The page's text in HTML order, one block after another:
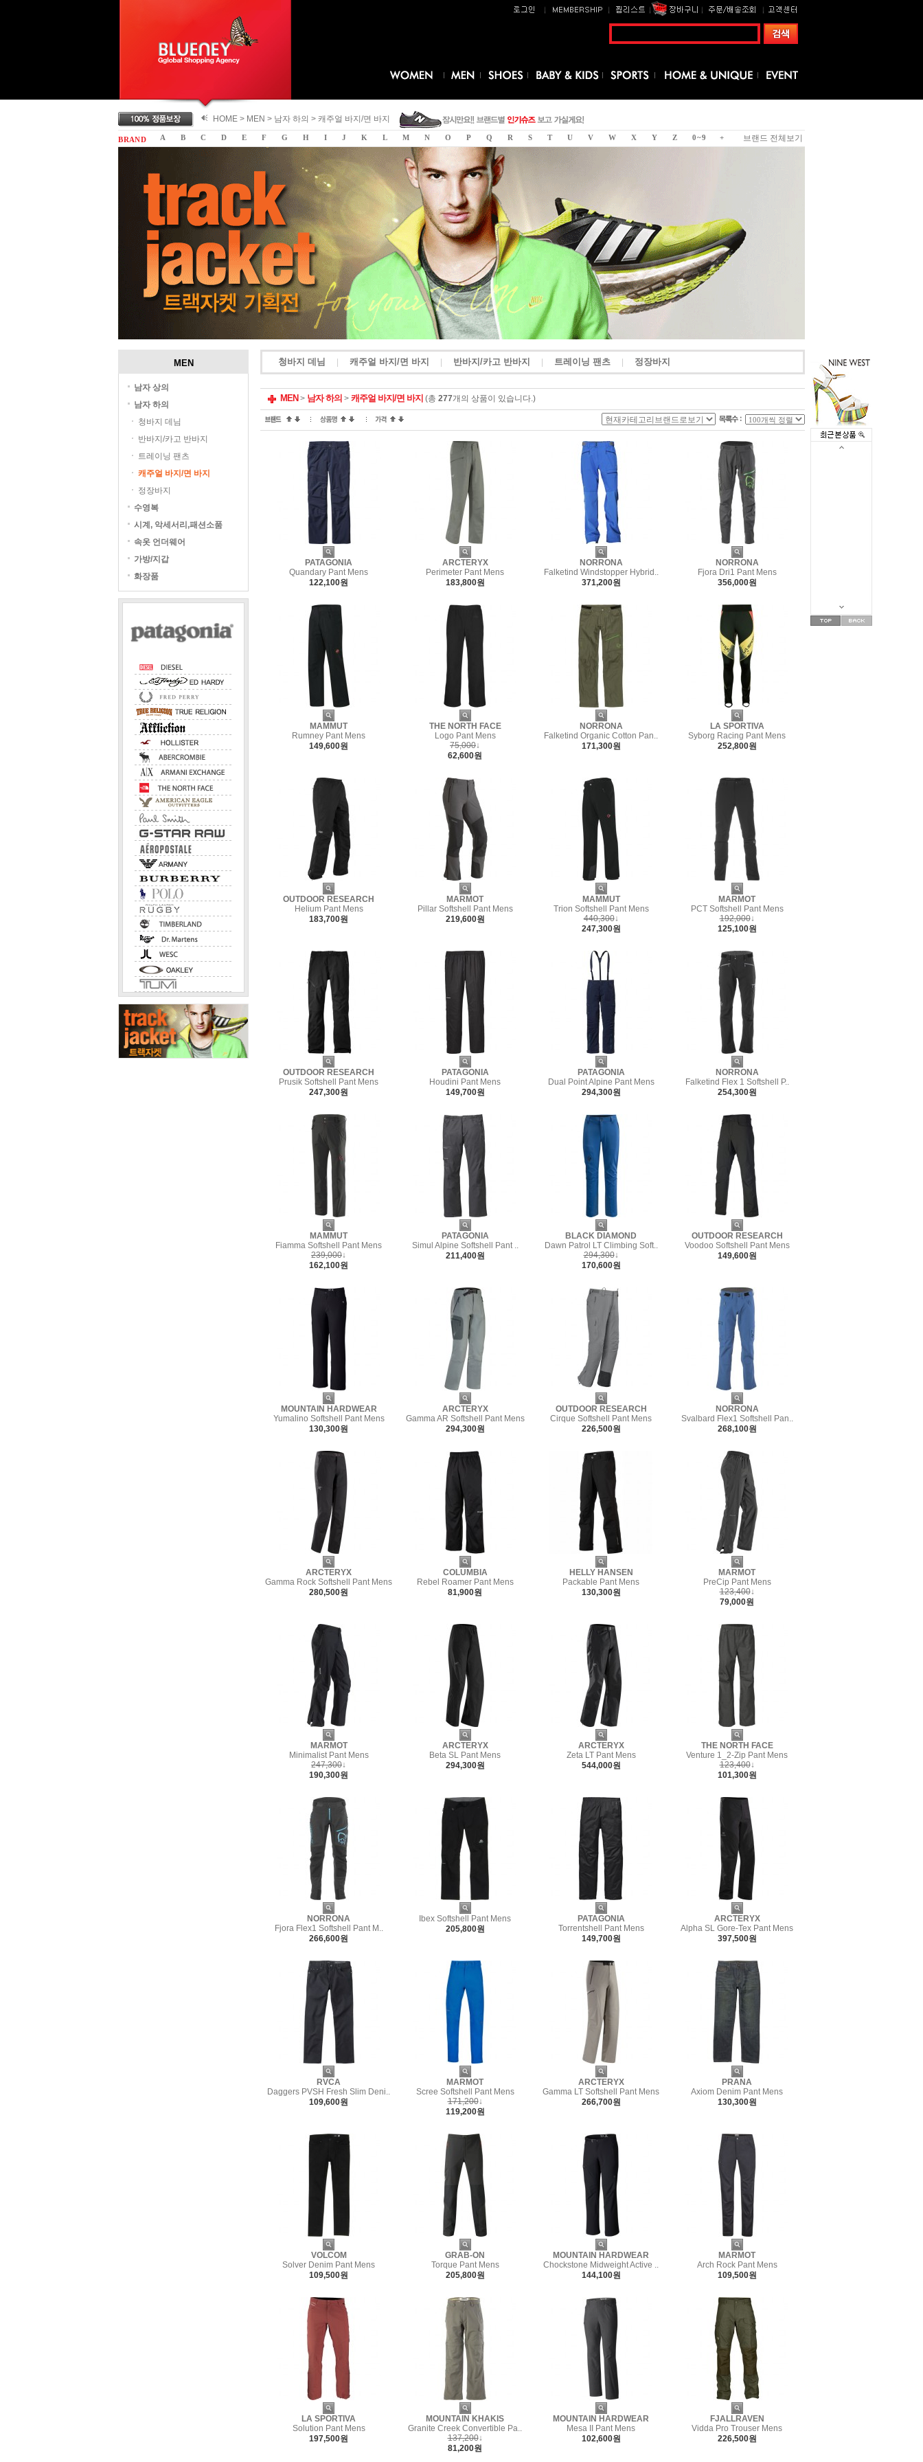
HOME > MEN > 남자 하의 > 캐주얼 바지/면 바지
B R A N D A B C D E F G H I J K L M N O P Q R S T U V W X Y Z 0 ~ 9 + 브랜드 전체보기
MEN
남자 상의
남자 하의
청바지 데님
반바지/카고 반바지
트레이닝 팬츠
캐주얼 바지/면 바지
정장바지
수영복
시계, 악세서리,패션소품
속옷 언더웨어
가방/지갑
화장품
청바지 데님 캐주얼 바지/면 바지 반바지/카고 반바지 트레이닝 팬츠 정장바지
MEN > 남자 하의 > 캐주얼 바지/면 바지 (총 277개의 상품이 있습니다.)
PATAGONIA
Quandary Pant Mens
122,100원
ARCTERYX
Perimeter Pant Mens
183,800원
NORRONA
Falketind Windstopper Hybrid..
371,200원
NORRONA
Fjora Dri1 Pant Mens
356,000원
MAMMUT
Rumney Pant Mens
149,600원
THE NORTH FACE
Logo Pant Mens
75,000↓
62,600원
NORRONA
Falketind Organic Cotton Pan..
171,300원
LA SPORTIVA
Syborg Racing Pant Mens
252,800원
OUTDOOR RESEARCH
Helium Pant Mens
183,700원
MARMOT
Pillar Softshell Pant Mens
219,600원
MAMMUT
Trion Softshell Pant Mens
440,300↓
247,300원
MARMOT
PCT Softshell Pant Mens
192,000↓
125,100원
OUTDOOR RESEARCH
Prusik Softshell Pant Mens
247,300원
PATAGONIA
Houdini Pant Mens
149,700원
PATAGONIA
Dual Point Alpine Pant Mens
294,300원
NORRONA
Falketind Flex 1 Softshell P..
254,300원
MAMMUT
Fiamma Softshell Pant Mens
239,000↓
162,100원
PATAGONIA
Simul Alpine Softshell Pant ..
211,400원
BLACK DIAMOND
Dawn Patrol LT Climbing Soft..
294,300↓
170,600원
OUTDOOR RESEARCH
Voodoo Softshell Pant Mens
149,600원
MOUNTAIN HARDWEAR
Yumalino Softshell Pant Mens
130,300원
ARCTERYX
Gamma AR Softshell Pant Mens
294,300원
OUTDOOR RESEARCH
Cirque Softshell Pant Mens
226,500원
NORRONA
Svalbard Flex1 Softshell Pan..
268,100원
ARCTERYX
Gamma Rock Softshell Pant Mens
280,500원
COLUMBIA
Rebel Roamer Pant Mens
81,900원
HELLY HANSEN
Packable Pant Mens
130,300원
MARMOT
PreCip Pant Mens
123,400↓
79,000원
MARMOT
Minimalist Pant Mens
247,300↓
190,300원
ARCTERYX
Beta SL Pant Mens
294,300원
ARCTERYX
Zeta LT Pant Mens
544,000원
THE NORTH FACE
Venture 1_2-Zip Pant Mens
123,400↓
101,300원
NORRONA
Fjora Flex1 Softshell Pant M..
266,600원
Ibex Softshell Pant Mens
205,800원
PATAGONIA
Torrentshell Pant Mens
149,700원
ARCTERYX
Alpha SL Gore-Tex Pant Mens
397,500원
RVCA
Daggers PVSH Fresh Slim Deni..
109,600원
MARMOT
Scree Softshell Pant Mens
171,200↓
119,200원
ARCTERYX
Gamma LT Softshell Pant Mens
266,700원
PRANA
Axiom Denim Pant Mens
130,300원
VOLCOM
Solver Denim Pant Mens
109,500원
GRAB-ON
Torque Pant Mens
205,800원
MOUNTAIN HARDWEAR
Chockstone Midweight Active ..
144,100원
MARMOT
Arch Rock Pant Mens
109,500원
LA SPORTIVA
Solution Pant Mens
197,500원
MOUNTAIN KHAKIS
Granite Creek Convertible Pa..
137,200↓
81,200원
MOUNTAIN HARDWEAR
Mesa II Pant Mens
102,600원
FJALLRAVEN
Vidda Pro Trouser Mens
226,500원